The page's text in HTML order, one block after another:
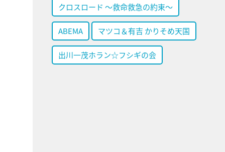
クロスロード ～救命救急の約束～
ABEMA マツコ＆有吉 かりそめ天国
出川一茂ホラン☆フシギの会